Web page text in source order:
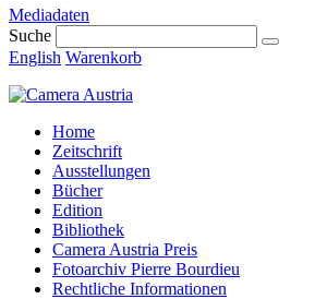
Mediadaten
Suche
English Warenkorb
Home
Zeitschrift
Ausstellungen
Bücher
Edition
Bibliothek
Camera Austria Preis
Fotoarchiv Pierre Bourdieu
Rechtliche Informationen